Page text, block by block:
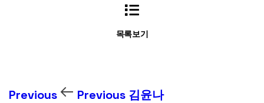
목록보기
Previous Previous 김윤나